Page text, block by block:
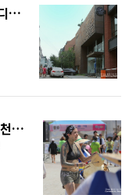
가로수길 맛집 엘본 더 테이블, 폭스바겐 디저트에 기념품까지
[보령머드축제 현장] 장맛비도 비켜간 대천해수욕장, 그리고 경유지